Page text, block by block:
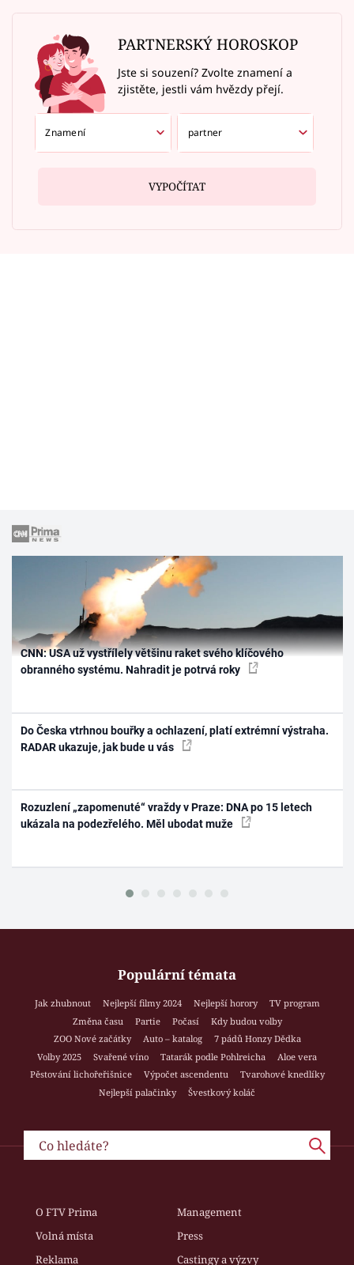
PARTNERSKÝ HOROSKOP
Jste si souzení? Zvolte znamení a
zjistěte, jestli vám hvězdy přejí.
VYPOČÍTAT
CNN: USA už vystřílely většinu raket svého klíčového
obranného systému. Nahradit je potrvá roky
Do Česka vtrhnou bouřky a ochlazení, platí extrémní výstraha.
RADAR ukazuje, jak bude u vás
Rozuzlení „zapomenuté“ vraždy v Praze: DNA po 15 letech
ukázala na podezřelého. Měl ubodat muže
Populární témata
Jak zhubnout Nejlepší filmy 2024 Nejlepší horory
TV program
Změna času
Partie Počasí
Kdy budou volby
ZOO Nové začátky
Auto – katalog
7 pádů Honzy Dědka
Volby 2025
Svařené víno Tatarák podle Pohlreicha
Aloe vera
Pěstování lichořeřišnice
Výpočet ascendentu
Tvarohové knedlíky
Nejlepší palačinky
Švestkový koláč
O FTV Prima
Management
Volná místa
Press
Reklama
Castingy a výzvy